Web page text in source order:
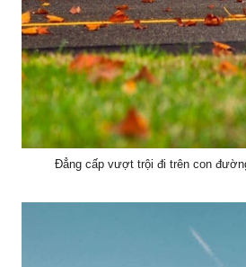
Đẳng cấp vượt trội đi trên con